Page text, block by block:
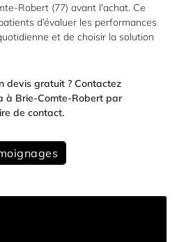
Robert (77) avant l'achat. Ce
d’évaluer les performances
et de choisir la solution
devis gratuit ? Contactez
à Brie-Comte-Robert par
de contact.